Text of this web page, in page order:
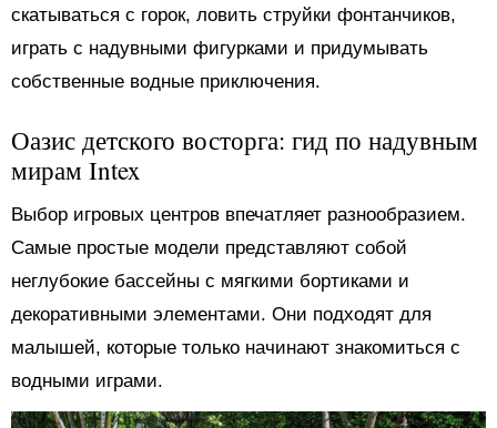
скатываться с горок, ловить струйки фонтанчиков,
играть с надувными фигурками и придумывать
собственные водные приключения.
Оазис детского восторга: гид по надувным
мирам Intex
Выбор игровых центров впечатляет разнообразием.
Самые простые модели представляют собой
неглубокие бассейны с мягкими бортиками и
декоративными элементами. Они подходят для
малышей, которые только начинают знакомиться с
водными играми.